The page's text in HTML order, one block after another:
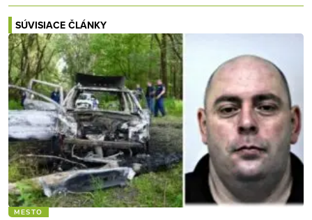
SÚVISIACE ČLÁNKY
MESTO